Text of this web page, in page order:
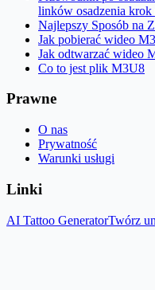
linków osadzenia krok
Najlepszy Sposób na
Jak pobierać wideo
Jak odtwarzać wideo
Co to jest plik M3U8
Prawne
O nas
Prywatność
Warunki usługi
Linki
AI Tattoo GeneratorTwórz